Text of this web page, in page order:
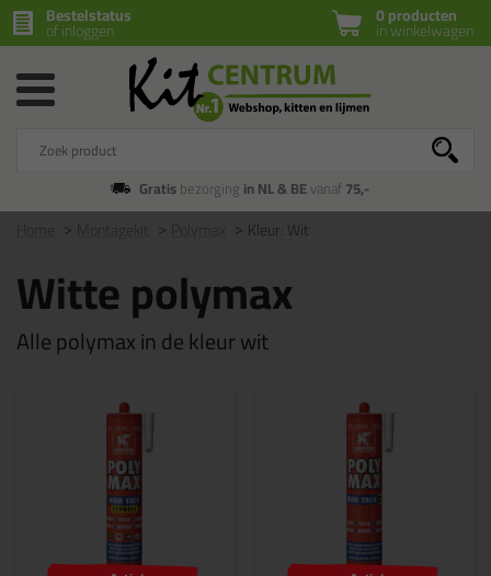
0 producten
in winkelwagen
Bestelstatus
of inloggen
Gratisbezorging in NL & BEvanaf75,-
Kleur: Wit
Witte polymax
Alle polymax in de kleur wit